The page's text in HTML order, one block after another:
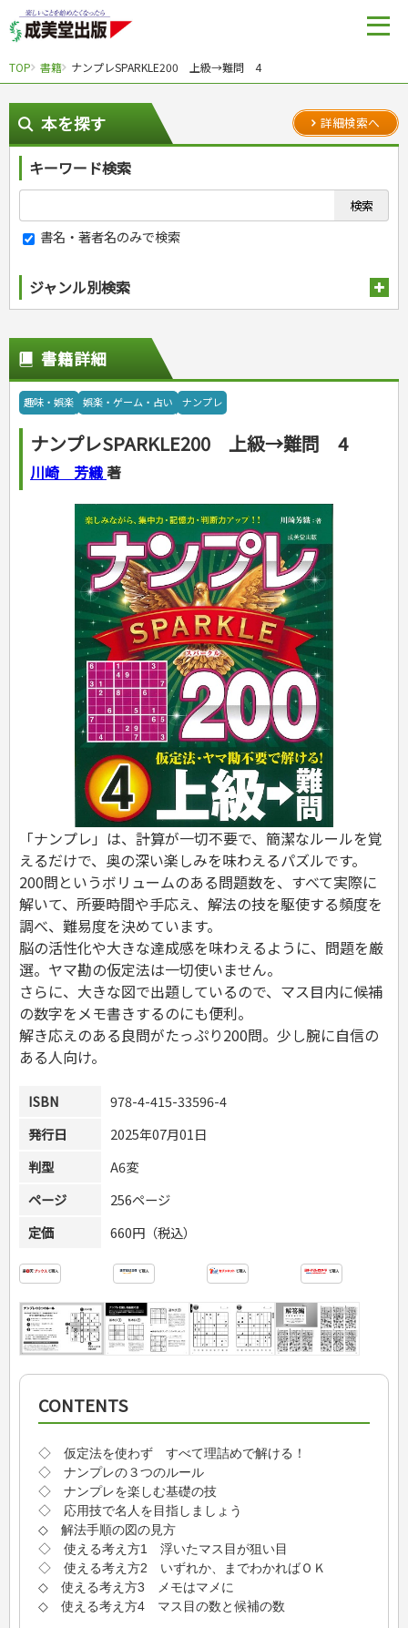
TOP 書籍 ナンプレSPARKLE200 上級→難問 4
本を探す 詳細検索へ
キーワード検索
書名・著者名のみで検索
ジャンル別検索
スポーツ
スポーツルール
野球
ゴルフ
ジュニアスポーツ
その他スポーツ
自然・アウトドア・ペット
アウトドア
犬・猫
園芸・野菜づくり
雑学
娯楽・ゲーム・占い
ナンプレ
ゲーム・マジック
家相・風水・占い
カルチャー・芸術・趣味
音楽・楽器
趣味・鑑賞・カメラ
俳句・詩・ことば
辞典
語学・旅行会話
運転免許
原付・二輪
その他免許
生活・暮らし
料理
料理・レシピ
各国料理
お弁当
健康メニュー・ダイエット
調理器具クッキング
お菓子・ケーキ・パン
飲み物・お酒
手芸・クラフト
ソーイング
クラフト
インテリア・ハウジング
収納・掃除・暮らし
美容・ファッション
ダイエット・エクササイズ
メイク・ネイル・ヘア
着物・着つけ
冠婚葬祭・手紙・ペン字
冠婚葬祭・スピーチ・マナー
手紙・ペン字
妊娠・出産・育児
妊娠・出産・育児
離乳食・幼児食・こどもレシピ
健康と保育
家庭医学・健康
ツボ・マッサージ
家庭医学・病気
健康知識
生活習慣病
看護・介護
看護一般
介護一般
保育・教育
パネルシアター
こどもの本
児童一般
おりがみ・あやとり
なぞなぞ・ゲーム
占い・心理ゲーム
のりもの・ずかん
読み物・絵本
音と光のでる絵本
学参・ドリル
夏休みドリル
総復習ドリル
学習・地図
自由研究・読書感想文
えんぴつちょう
就職活動
就職活動
公務員試験
資格試験
検定試験・資格試験
英語検定・TOEIC
漢字検定・数学検定
簿記検定
看護・薬学
ケアマネジャー
介護・社会福祉士
保育士
司法書士・社労士
行政書士・宅建
衛生管理・運行管理
建築・土木
電気・危険物
調理師
スキル・キャリアアップ
危険物取扱者
消防設備士
登録販売者
その他資格試験
経営・経済・法律
マネー・株・資産
ビジネス・法律
簿記・経理・税金・保険
その他ビジネス
自己啓発
自己啓発
ビジネス読み物
旅行・歴史
国内・海外旅行
国外旅行
国内旅行
散歩・グルメ
地理・歴史
地理・地図
歴史
成美文庫
その他文庫
ダイアリー
ダイアリー
プラチナダイアリー プレステージ
書籍詳細
趣味・娯楽 娯楽・ゲーム・占い ナンプレ
ナンプレSPARKLE200 上級→難問 4
川崎 芳織著
「ナンプレ」は、計算が一切不要で、簡潔なルールを覚
えるだけで、奥の深い楽しみを味わえるパズルです。
200問というボリュームのある問題数を、すべて実際に
解いて、所要時間や手応え、解法の技を駆使する頻度を
調べ、難易度を決めています。
脳の活性化や大きな達成感を味わえるように、問題を厳
選。ヤマ勘の仮定法は一切使いません。
さらに、大きな図で出題しているので、マス目内に候補
の数字をメモ書きするのにも便利。
解き応えのある良問がたっぷり200問。少し腕に自信の
ある人向け。
ISBN
978-4-415-33596-4
発行日
2025年07月01日
判型
A6変
ページ
256ページ
定価
660円（税込）
CONTENTS
◇ 仮定法を使わず すべて理詰めで解ける！
◇ ナンプレの３つのルール
◇ ナンプレを楽しむ基礎の技
◇ 応用技で名人を目指しましょう
◇ 解法手順の図の見方
◇ 使える考え方1 浮いたマス目が狙い目
◇ 使える考え方2 いずれか、までわかればＯＫ
◇ 使える考え方3 メモはマメに
◇ 使える考え方4 マス目の数と候補の数